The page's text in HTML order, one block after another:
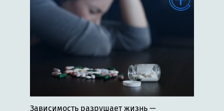
Зависимость разрушает жизнь —